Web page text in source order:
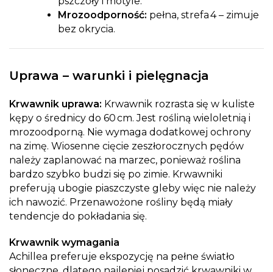
Mrozoodporność: pełna, strefa 4 – zimuje
bez okrycia.
Uprawa – warunki i pielęgnacja
Krwawnik uprawa: Krwawnik rozrasta się w kuliste
kępy o średnicy do 60 cm. Jest rośliną wieloletnią i
mrozoodporną. Nie wymaga dodatkowej ochrony
na zimę. Wiosenne cięcie zeszłorocznych pędów
należy zaplanować na marzec, ponieważ roślina
bardzo szybko budzi się po zimie. Krwawniki
preferują ubogie piaszczyste gleby więc nie należy
ich nawozić. Przenawożone rośliny będą miały
tendencje do pokładania się.
Krwawnik wymagania
Achillea preferuje ekspozycję na pełne światło